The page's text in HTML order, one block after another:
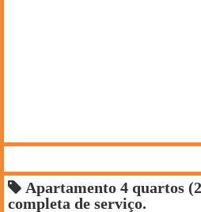
Apartamento 4 quartos
completa de serviço.